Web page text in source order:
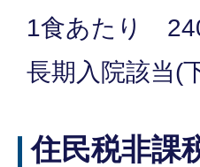
1食あたり
長期入院該当(
住民税非